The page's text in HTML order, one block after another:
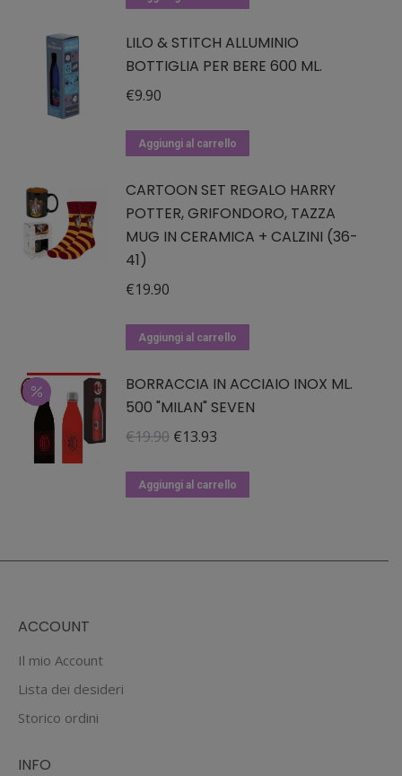
essere
scelte
del
prodotto
€19.90.€13.93.
LILO & STITCH ALLUMINIO
BOTTIGLIA PER BERE 600 ML.
€9.90
Aggiungi al carrello
CARTOON SET REGALO HARRY
POTTER, GRIFONDORO, TAZZA
MUG IN CERAMICA + CALZINI (36-
41)
€19.90
Aggiungi al carrello
BORRACCIA IN ACCIAIO INOX ML.
500 "MILAN" SEVEN
€19.90 Il
originale
€13.93
attuale
Aggiungi al carrello
ACCOUNT
Il mio Account
Lista dei desideri
Storico ordini
INFO